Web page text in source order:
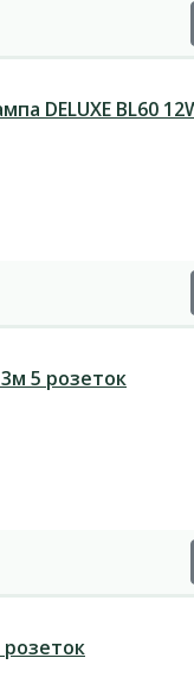
DELUXE BL60
5 розеток